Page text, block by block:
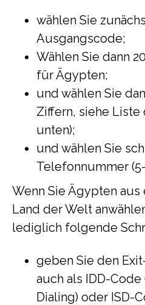
wählen Sie
Ausgangscode;
Wählen Sie dann
für Ägypten;
und wählen Sie
Ziffern, siehe Liste
unten);
und wählen Sie
Telefonnummer
Wenn Sie Ägypten
Land der Welt
lediglich folgende
geben Sie den
auch als IDD-
Dialing) oder ISD-